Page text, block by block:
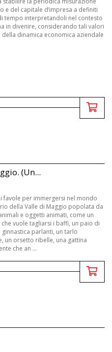
e del capitale d’impresa a definiti
tempo interpretandoli nel contesto
in divenire, considerando tali valori
della dinamica economica aziendale
(Un...
favole per immergersi nel mondo
della Valle di Maggio popolata da
e oggetti animati, come un
vuole tagliarsi i baffi, un paio di
ginnastica parlanti, un tarlo
un orsetto ribelle, una gattina
che an ...